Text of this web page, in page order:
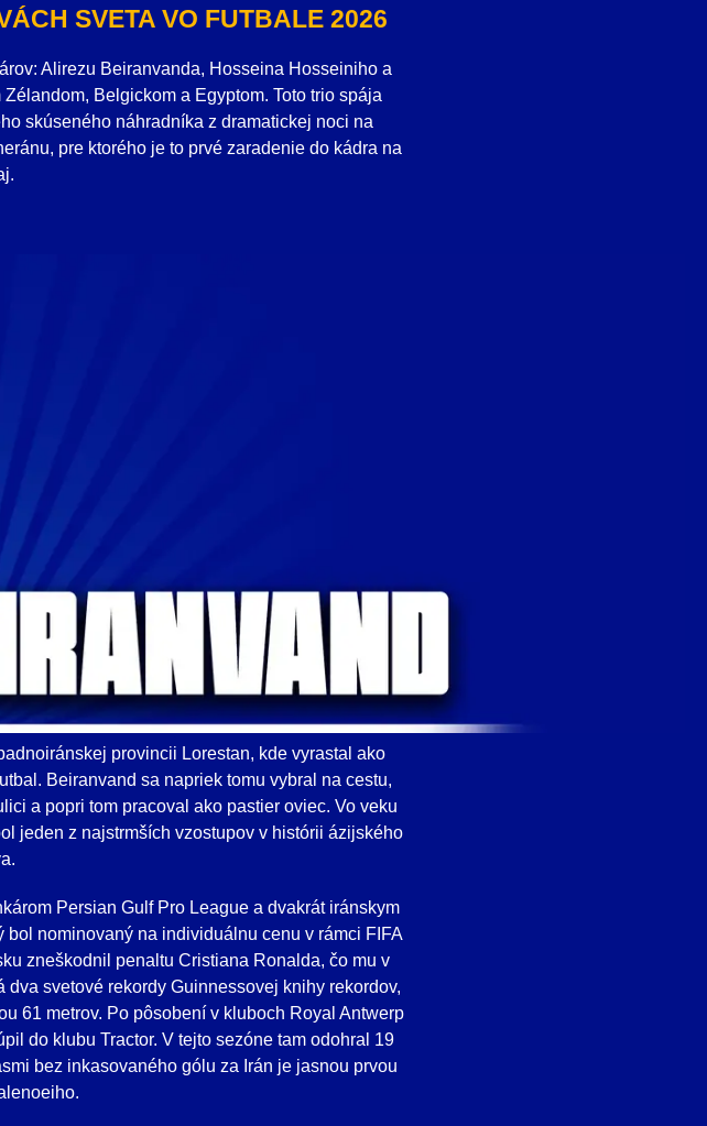
SVETA VO FUTBALE 2026
Alirezu Beiranvanda, Hosseina Hosseiniho a
Belgickom a Egyptom. Toto trio spája
skúseného náhradníka z dramatickej noci na
pre ktorého je to prvé zaradenie do kádra na
provincii Lorestan, kde vyrastal ako
Beiranvand sa napriek tomu vybral na cestu,
a popri tom pracoval ako pastier oviec. Vo veku
jeden z najstrmších vzostupov v histórii ázijského
Persian Gulf Pro League a dvakrát iránskym
nominovaný na individuálnu cenu v rámci FIFA
zneškodnil penaltu Cristiana Ronalda, čo mu v
svetové rekordy Guinnessovej knihy rekordov,
61 metrov. Po pôsobení v kluboch Royal Antwerp
do klubu Tractor. V tejto sezóne tam odohral 19
bez inkasovaného gólu za Irán je jasnou prvou